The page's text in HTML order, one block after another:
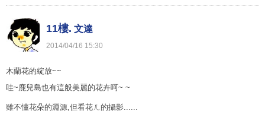
11樓. 文達
2014/04/16 15:30
木蘭花的綻放~~
哇~鹿兒島也有這般美麗的花卉呵~ ~
雖不懂花朵的淵源,但看花ㄦ的攝影......